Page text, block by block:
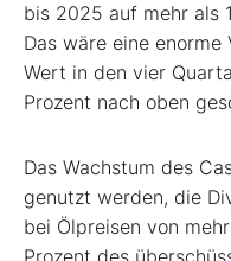
bis 2025 auf mehr als
Das wäre eine
Wert in den vier
Prozent nach oben
Das Wachstum des
genutzt werden, die
bei Ölpreisen von